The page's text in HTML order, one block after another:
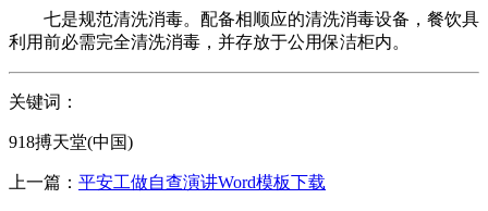
七是规范清洗消毒。配备相顺应的清洗消毒设备，餐饮具
利用前必需完全清洗消毒，并存放于公用保洁柜内。
关键词：
918搏天堂(中国)
上一篇： 平安工做自查演讲Word模板下载